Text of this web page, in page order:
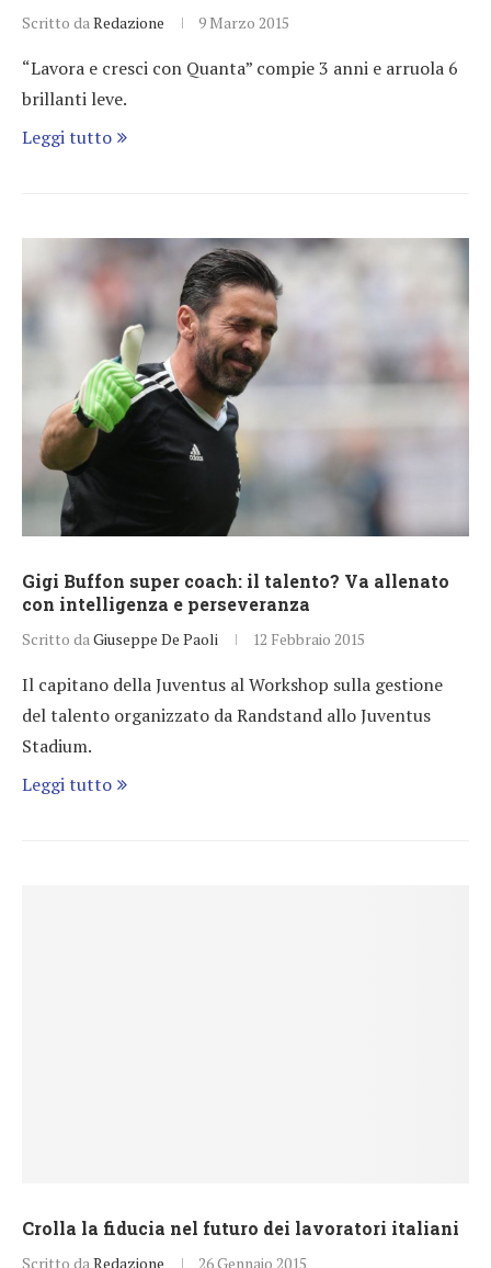
Scritto da Redazione 9 Marzo 2015
“Lavora e cresci con Quanta” compie 3 anni e arruola 6
brillanti leve.
Leggi tutto
Gigi Buffon super coach: il talento? Va allenato
con intelligenza e perseveranza
Scritto da Giuseppe De Paoli 12 Febbraio 2015
Il capitano della Juventus al Workshop sulla gestione
del talento organizzato da Randstand allo Juventus
Stadium.
Leggi tutto
Crolla la fiducia nel futuro dei lavoratori italiani
Scritto da Redazione 26 Gennaio 2015